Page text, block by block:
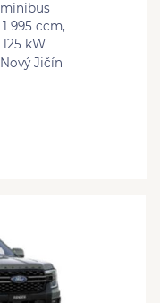
minibus
1 995 ccm,
125 kW
Nový Jičín